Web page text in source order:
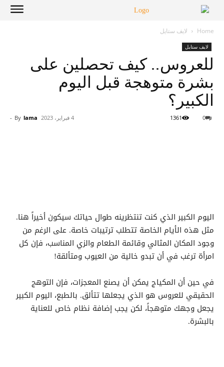
Home لايف ستايل
لايف ستايل
للعروس.. كيف تحصلين على
بشرة متوهجة قبل اليوم
الكبير؟
By lama
- 4 فبراير، 2023 0
1361
اليوم الكبير الذي كنت تنتظرينه طوال حياتك سيكون أخيراً هنا.
مثل هذه الأيام الخاصة تتطلب ترتيبات خاصة. على الرغم من
وجود المكان المثالي وقائمة الطعام والزي المناسب، فإن كل
امرأة ترغب في أن تبدو خالية من العيوب ومتألقة!
في حين أن المكياج يمكن أن يصنع المعجزات، فإن التوهج
الحقيقي للعروس هو الذي يجعلها تتألق. بالطبع، اليوم الكبير
يجعل وجهك متوهجاً، لكن يجب إضافة نظام خاص للعناية
بالبشرة.